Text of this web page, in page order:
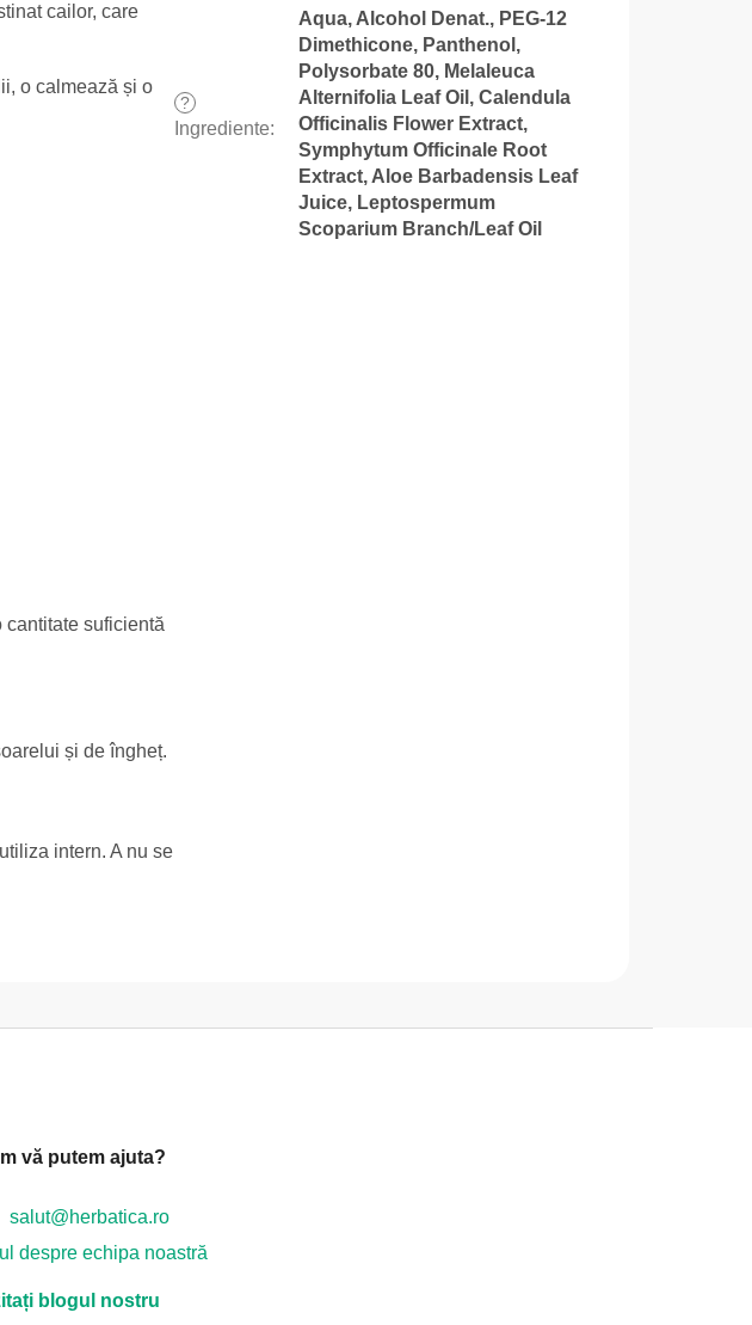
cailor, care
o calmează și o
suficientă
și de îngheț.
intern. A nu se
?
Ingrediente:
Aqua, Alcohol Denat., PEG-12
Dimethicone, Panthenol,
Polysorbate 80, Melaleuca
Alternifolia Leaf Oil, Calendula
Officinalis Flower Extract,
Symphytum Officinale Root
Extract, Aloe Barbadensis Leaf
Juice, Leptospermum
Scoparium Branch/Leaf Oil
vă putem ajuta?
salut@herbatica.ro
despre echipa noastră
blogul nostru